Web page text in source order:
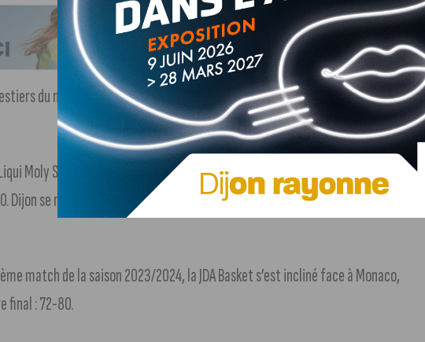
du monde et plusieurs dizaines de bénévoles ont planté près de 550 arbres
Moly Starligue, 24ème match de la saison 2023/2024, le DMH s’est imposé
Dijon se relance dans la course au maintien.+ d’infos dans notre article (suivre le
match de la saison 2023/2024, la JDA Basket s’est incliné face à Monaco,
final : 72-80.